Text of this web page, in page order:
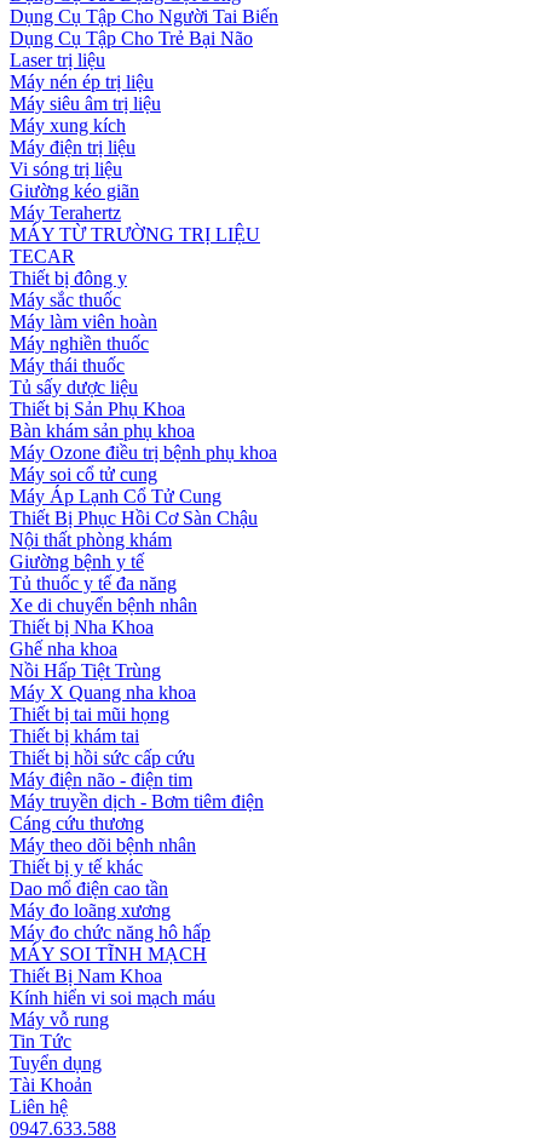
Dụng Cụ Tập Cho Người Tai Biến
Dụng Cụ Tập Cho Trẻ Bại Não
Laser trị liệu
Máy nén ép trị liệu
Máy siêu âm trị liệu
Máy xung kích
Máy điện trị liệu
Vi sóng trị liệu
Giường kéo giãn
Máy Terahertz
MÁY TỪ TRƯỜNG TRỊ LIỆU
TECAR
Thiết bị đông y
Máy sắc thuốc
Máy làm viên hoàn
Máy nghiền thuốc
Máy thái thuốc
Tủ sấy dược liệu
Thiết bị Sản Phụ Khoa
Bàn khám sản phụ khoa
Máy Ozone điều trị bệnh phụ khoa
Máy soi cổ tử cung
Máy Áp Lạnh Cổ Tử Cung
Thiết Bị Phục Hồi Cơ Sàn Chậu
Nội thất phòng khám
Giường bệnh y tế
Tủ thuốc y tế đa năng
Xe di chuyển bệnh nhân
Thiết bị Nha Khoa
Ghế nha khoa
Nồi Hấp Tiệt Trùng
Máy X Quang nha khoa
Thiết bị tai mũi họng
Thiết bị khám tai
Thiết bị hồi sức cấp cứu
Máy điện não - điện tim
Máy truyền dịch - Bơm tiêm điện
Cáng cứu thương
Máy theo dõi bệnh nhân
Thiết bị y tế khác
Dao mổ điện cao tần
Máy đo loãng xương
Máy đo chức năng hô hấp
MÁY SOI TĨNH MẠCH
Thiết Bị Nam Khoa
Kính hiển vi soi mạch máu
Máy vỗ rung
Tin Tức
Tuyển dụng
Tài Khoản
Liên hệ
0947.633.588